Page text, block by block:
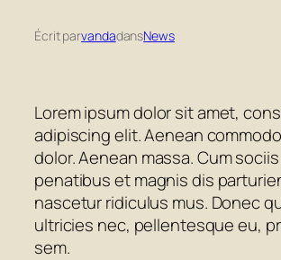
Écrit parvandadansNews
Lorem ipsum dolor sit amet,
adipiscing elit. Aenean
dolor. Aenean massa. Cum
penatibus et magnis dis
nascetur ridiculus mus. Donec
ultricies nec, pellentesque eu,
sem.